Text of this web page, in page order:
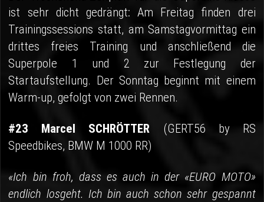
ist sehr dicht gedrängt: Am Freitag finden drei
Trainingssessions statt, am Samstagvormittag ein
drittes freies Training und anschließend die
Superpole 1 und 2 zur Festlegung der
Startaufstellung. Der Sonntag beginnt mit einem
Warm-up, gefolgt von zwei Rennen.
#23 Marcel SCHRÖTTER (GERT56 by RS
Speedbikes, BMW M 1000 RR)
«Ich bin froh, dass es auch in der «EURO MOTO»
endlich losgeht. Ich bin auch schon sehr gespannt